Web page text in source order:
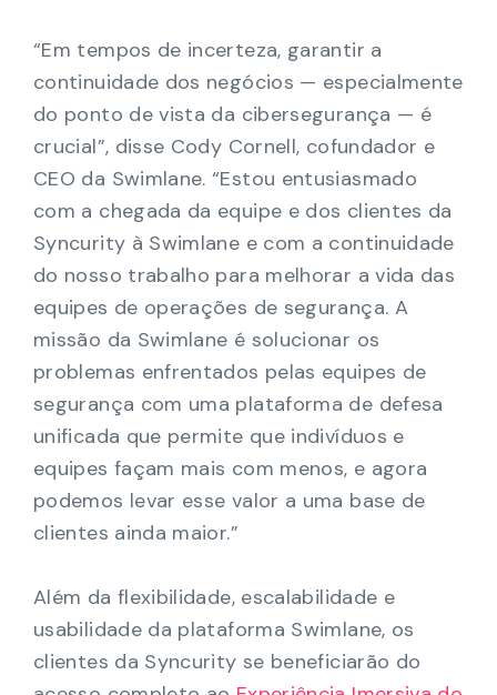
“Em tempos de incerteza, garantir a
continuidade dos negócios — especialmente
do ponto de vista da cibersegurança — é
crucial”, disse Cody Cornell, cofundador e
CEO da Swimlane. “Estou entusiasmado
com a chegada da equipe e dos clientes da
Syncurity à Swimlane e com a continuidade
do nosso trabalho para melhorar a vida das
equipes de operações de segurança. A
missão da Swimlane é solucionar os
problemas enfrentados pelas equipes de
segurança com uma plataforma de defesa
unificada que permite que indivíduos e
equipes façam mais com menos, e agora
podemos levar esse valor a uma base de
clientes ainda maior.”
Além da flexibilidade, escalabilidade e
usabilidade da plataforma Swimlane, os
clientes da Syncurity se beneficiarão do